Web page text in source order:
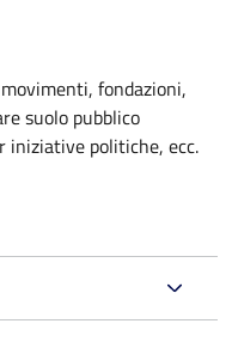
fondazioni,
suolo pubblico
iniziative politiche, ecc.